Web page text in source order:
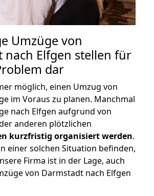
Umzüge von
nach Elfgen stellen für
dar
möglich, einen Umzug von
im Voraus zu planen. Manchmal
nach Elfgen aufgrund von
anderen plötzlichen
kurzfristig organisiert werden.
einer solchen Situation befinden,
Firma ist in der Lage, auch
von Darmstadt nach Elfgen